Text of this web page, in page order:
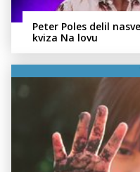
Peter Poles delil
kviza Na lovu